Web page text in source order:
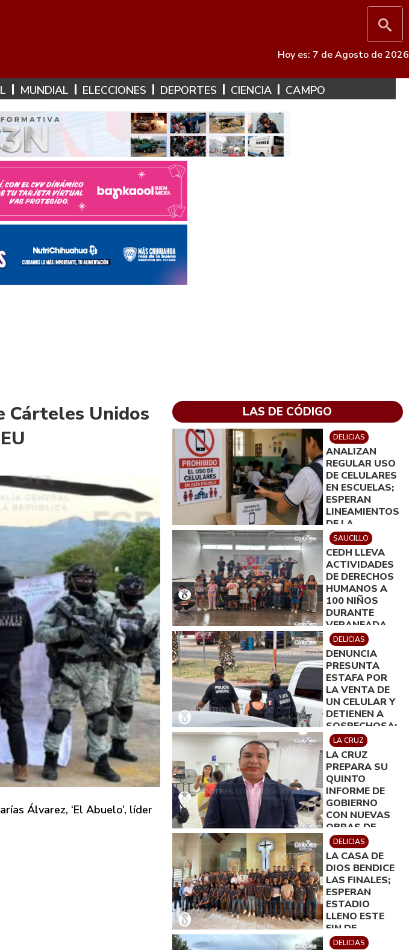
Hoy es: 7 de Agosto de 2026
MUNDIAL ELECCIONES DEPORTES CIENCIA CAMPO
Cárteles Unidos
Álvarez, ‘El Abuelo’, líder
LAS DE CÓDIGO
DELICIAS
ANALIZAN
REGULAR USO
DE CELULARES
EN ESCUELAS;
ESPERAN
LINEAMIENTOS
DE LA
SECRETARÍA
DE EDUCACIÓN
SAUCILLO
CEDH LLEVA
ACTIVIDADES
DE DERECHOS
HUMANOS A
100 NIÑOS
DURANTE
VERANEADA
EN SAUCILLO
DELICIAS
DENUNCIA
PRESUNTA
ESTAFA POR
LA VENTA DE
UN CELULAR Y
DETIENEN A
SOSPECHOSA;
SE GENERÓ
FUERTE
MOVILIZACIÓN
LA CRUZ
LA CRUZ
PREPARA SU
QUINTO
INFORME DE
GOBIERNO
CON NUEVAS
OBRAS DE
DELICIAS
LA CASA DE
DIOS BENDICE
LAS FINALES;
ESPERAN
ESTADIO
LLENO ESTE
FIN DE
SEMANA
DELICIAS